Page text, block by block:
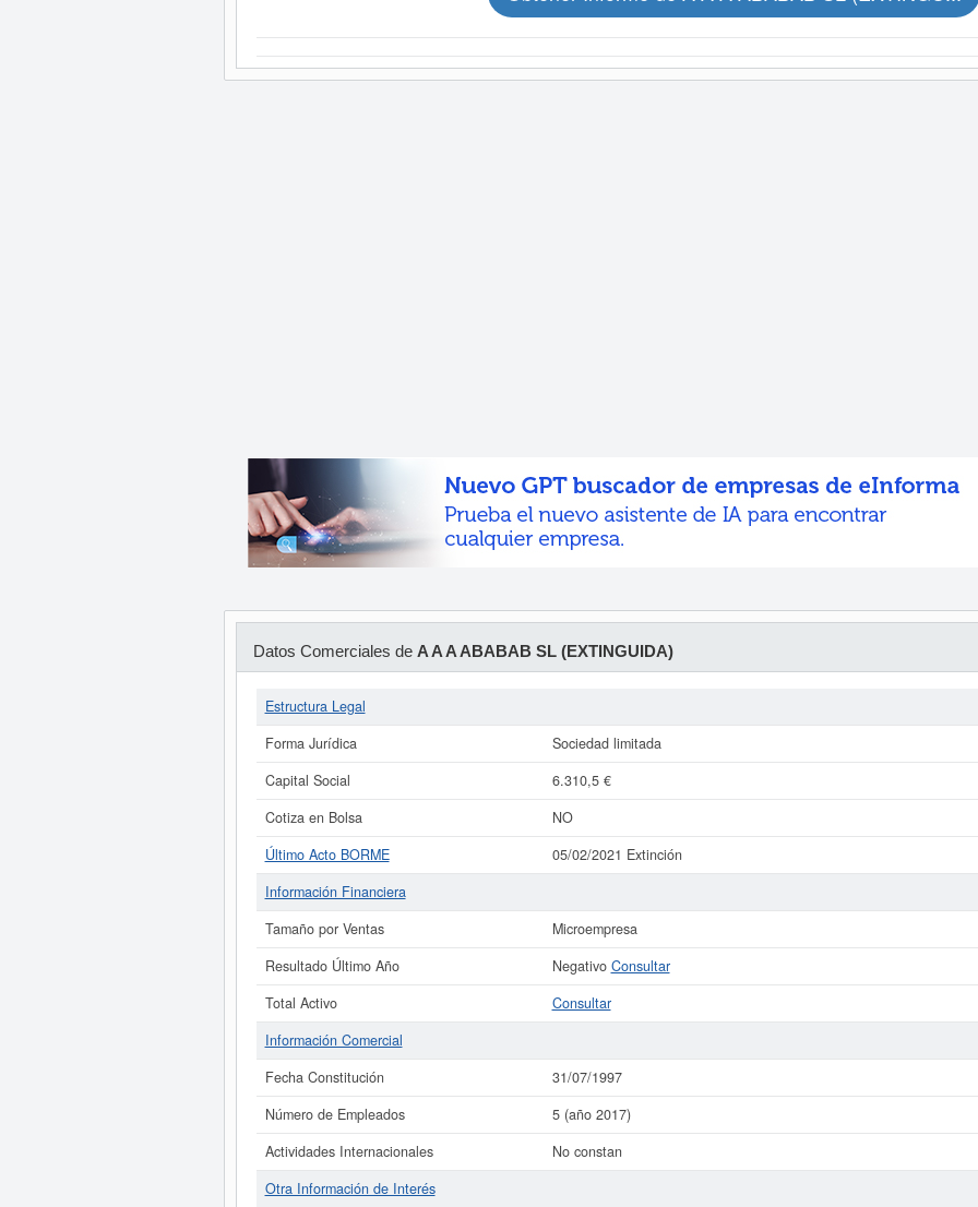
Datos Comerciales de A A A ABABAB SL (EXTINGUIDA)
Estructura Legal
Forma Jurídica
Sociedad limitada
Capital Social
6.310,5 €
Cotiza en Bolsa
NO
Último Acto BORME
05/02/2021 Extinción
Información Financiera
Tamaño por Ventas
Microempresa
Resultado Último Año
Negativo Consultar
Total Activo
Consultar
Información Comercial
Fecha Constitución
31/07/1997
Número de Empleados
5 (año 2017)
Actividades Internacionales
No constan
Otra Información de Interés